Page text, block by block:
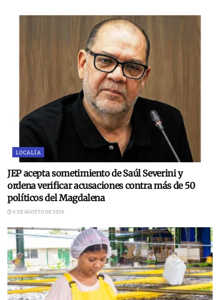
LOCALÍA
JEP acepta sometimiento de Saúl Severini y
ordena verificar acusaciones contra más de 50
políticos del Magdalena
6 DE AGOSTO DE 2026